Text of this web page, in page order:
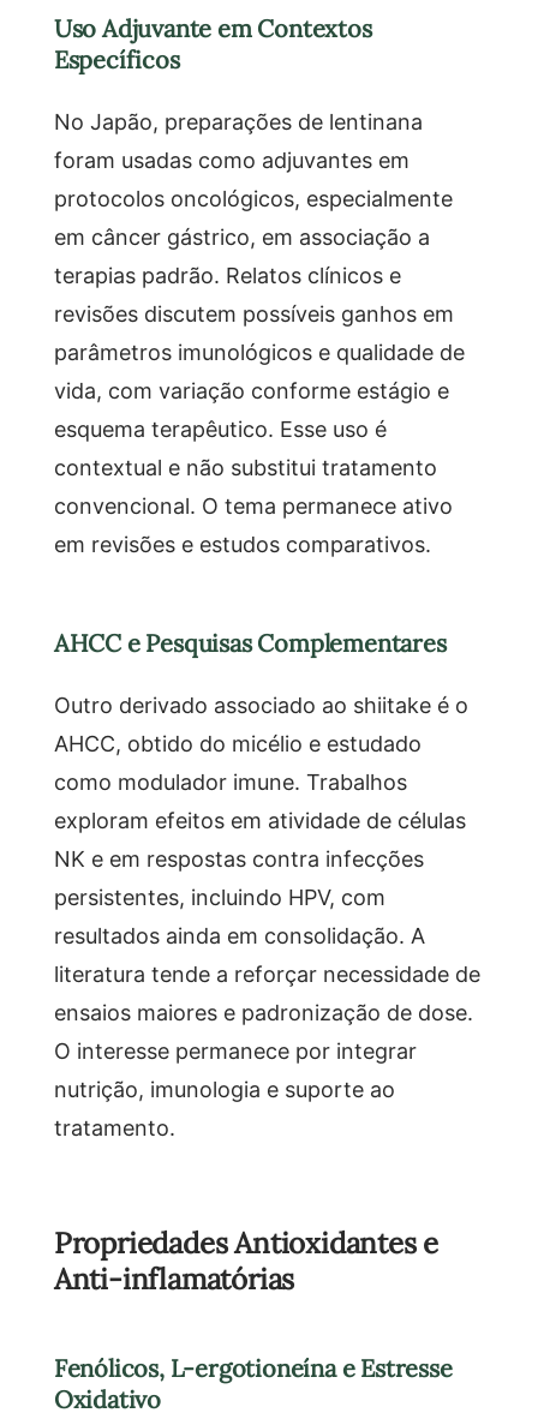
Uso Adjuvante em Contextos
Específicos
No Japão, preparações de lentinana
foram usadas como adjuvantes em
protocolos oncológicos, especialmente
em câncer gástrico, em associação a
terapias padrão. Relatos clínicos e
revisões discutem possíveis ganhos em
parâmetros imunológicos e qualidade de
vida, com variação conforme estágio e
esquema terapêutico. Esse uso é
contextual e não substitui tratamento
convencional. O tema permanece ativo
em revisões e estudos comparativos.
AHCC e Pesquisas Complementares
Outro derivado associado ao shiitake é o
AHCC, obtido do micélio e estudado
como modulador imune. Trabalhos
exploram efeitos em atividade de células
NK e em respostas contra infecções
persistentes, incluindo HPV, com
resultados ainda em consolidação. A
literatura tende a reforçar necessidade de
ensaios maiores e padronização de dose.
O interesse permanece por integrar
nutrição, imunologia e suporte ao
tratamento.
Propriedades Antioxidantes e
Anti-inflamatórias
Fenólicos, L-ergotioneína e Estresse
Oxidativo